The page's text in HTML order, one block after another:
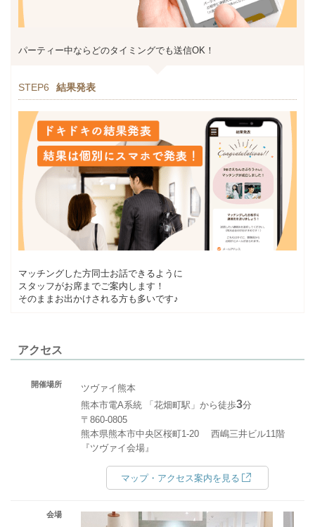
パーティー中ならどのタイミングでも送信OK！
STEP6 結果発表
マッチングした方同士お話できるように
スタッフがお席までご案内します！
そのままお出かけされる方も多いです♪
アクセス
開催場所
ツヴァイ熊本
熊本市電A系統 「花畑町駅」から徒歩3分
〒860-0805
熊本県熊本市中央区桜町1-20 西嶋三井ビル11階
『ツヴァイ会場』
マップ・アクセス案内を見る
会場